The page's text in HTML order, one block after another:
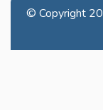
© Copyright